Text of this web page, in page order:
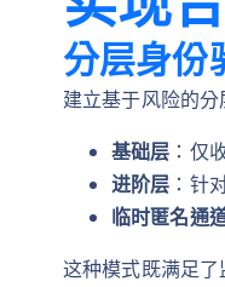
分层身份
建立基于风险的
基础层 ：仅
进阶层 ：针
临时匿名通
这种模式既满足